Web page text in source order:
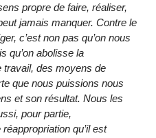
propre de faire, réaliser,
jamais manquer. Contre le
c’est non pas qu’on nous
qu’on abolisse la
travail, des moyens de
que nous puissions nous
et son résultat. Nous les
pour partie,
qu’il est